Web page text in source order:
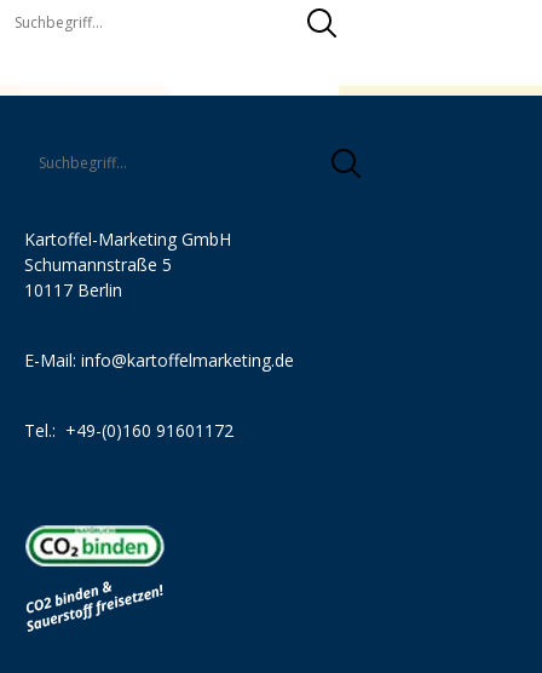
Kartoffel-Marketing GmbH
Schumannstraße 5
10117 Berlin
E-Mail: info@kartoffelmarketing.de
Tel.: +49-(0)160 91601172